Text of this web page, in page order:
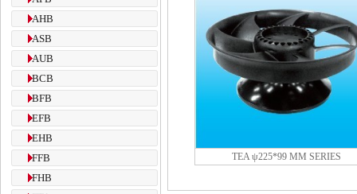
AHB
ASB
AUB
BCB
BFB
EFB
EHB
FFB
FHB
TEA ψ225*99 MM SERIES